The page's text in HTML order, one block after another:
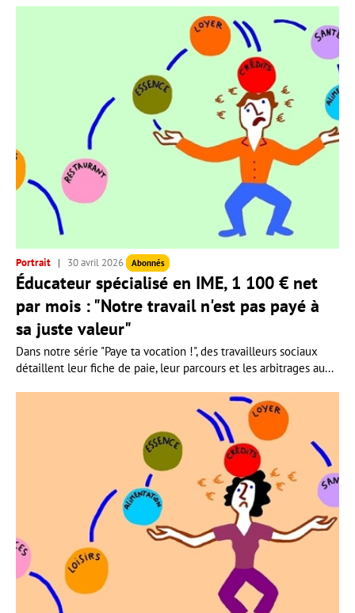
Portrait 30 avril 2026 Abonnés
Éducateur spécialisé en IME, 1 100 € net
par mois : "Notre travail n'est pas payé à
sa juste valeur"
Dans notre série "Paye ta vocation !", des travailleurs sociaux
détaillent leur fiche de paie, leur parcours et les arbitrages au...